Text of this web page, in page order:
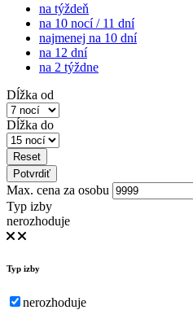
na týždeň
na 10 nocí / 11 dní
najmenej na 10 dní
na 12 dní
na 2 týždne
Dĺžka od
Dĺžka do
Reset
Potvrdiť
Max. cena za osobu
Typ izby
nerozhoduje
Typ izby
nerozhoduje